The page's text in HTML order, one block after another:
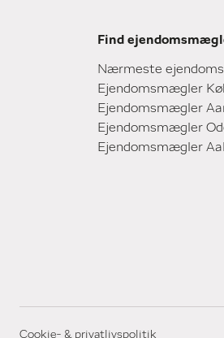
Find
Nærmeste
Ejendomsmægler
Ejendomsmægler
Ejendomsmægler
Ejendomsmægler
Cookie- & privatlivspolitik